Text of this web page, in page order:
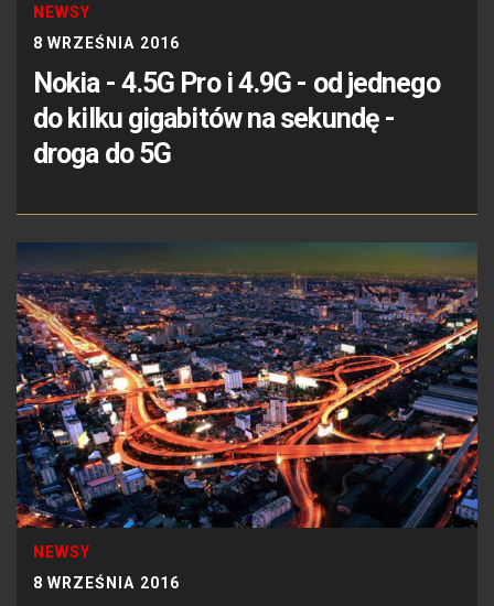
NEWSY
8 WRZEŚNIA 2016
Nokia - 4.5G Pro i 4.9G - od jednego
do kilku gigabitów na sekundę -
droga do 5G
NEWSY
8 WRZEŚNIA 2016